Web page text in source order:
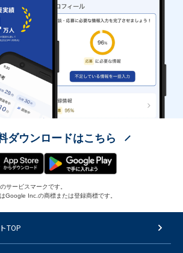
ダウンロードはこちら
ービスマークです。
Inc.の商標または登録商標です。
TOP